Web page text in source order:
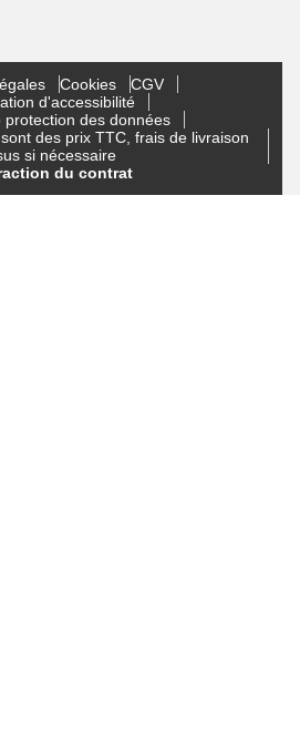
Cookies
CGV
d'accessibilité
protection des données
des prix TTC, frais de livraison
si nécessaire
du contrat